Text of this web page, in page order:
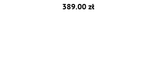
389.00 zł